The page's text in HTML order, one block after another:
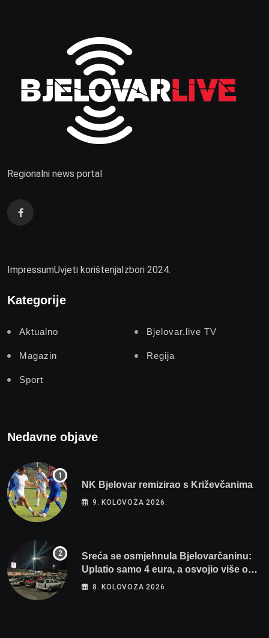
Regionalni news portal
ImpressumUvjeti korištenja Izbori 2024.
Kategorije
Aktualno Bjelovar.live TV
Magazin Regija
Sport
Nedavne objave
NK Bjelovar remizirao s Križevčanima
9. KOLOVOZA 2026.
Sreća se osmjehnula Bjelovarčaninu:
Uplatio samo 4 eura, a osvojio više od
80 tisuća eura
8. KOLOVOZA 2026.